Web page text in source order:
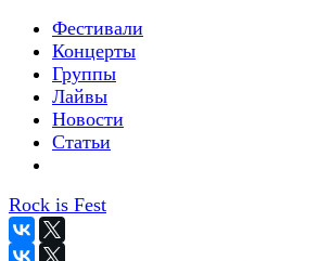
Фестивали
Концерты
Группы
Лайвы
Новости
Статьи
Rock is Fest